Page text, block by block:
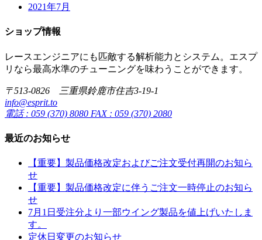
2021年7月
ショップ情報
レースエンジニアにも匹敵する解析能力とシステム。エスプ
リなら最高水準のチューニングを味わうことができます。
〒513-0826 三重県鈴鹿市住吉3-19-1
info@esprit.to
電話 : 059 (370) 8080 FAX : 059 (370) 2080
最近のお知らせ
【重要】製品価格改定およびご注文受付再開のお知ら
せ
【重要】製品価格改定に伴うご注文一時停止のお知ら
せ
7月1日受注分より一部ウイング製品を値上げいたしま
す。
定休日変更のお知らせ